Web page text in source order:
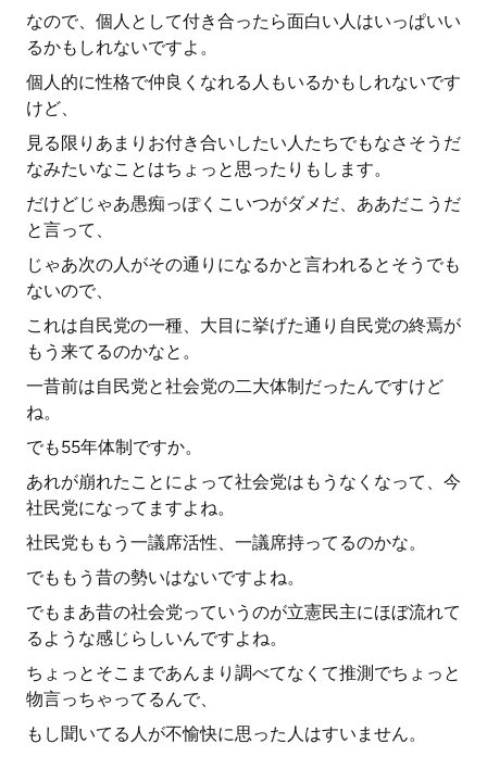
なので、個人として付き合ったら面白い人はいっぱいい
るかもしれないですよ。
個人的に性格で仲良くなれる人もいるかもしれないです
けど、
見る限りあまりお付き合いしたい人たちでもなさそうだ
なみたいなことはちょっと思ったりもします。
だけどじゃあ愚痴っぽくこいつがダメだ、ああだこうだ
と言って、
じゃあ次の人がその通りになるかと言われるとそうでも
ないので、
これは自民党の一種、大目に挙げた通り自民党の終焉が
もう来てるのかなと。
一昔前は自民党と社会党の二大体制だったんですけど
ね。
でも55年体制ですか。
あれが崩れたことによって社会党はもうなくなって、今
社民党になってますよね。
社民党ももう一議席活性、一議席持ってるのかな。
でももう昔の勢いはないですよね。
でもまあ昔の社会党っていうのが立憲民主にほぼ流れて
るような感じらしいんですよね。
ちょっとそこまであんまり調べてなくて推測でちょっと
物言っちゃってるんで、
もし聞いてる人が不愉快に思った人はすいません。